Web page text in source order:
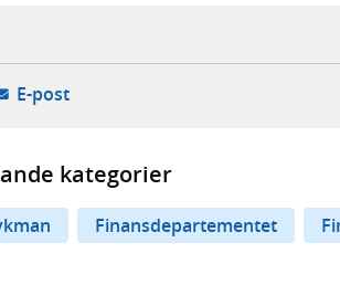
webbplats,
extern webbplats,
i ny flik, extern webbplats,
E-post- öppnar din e-postklient,
kategorier
Finansdepartementet